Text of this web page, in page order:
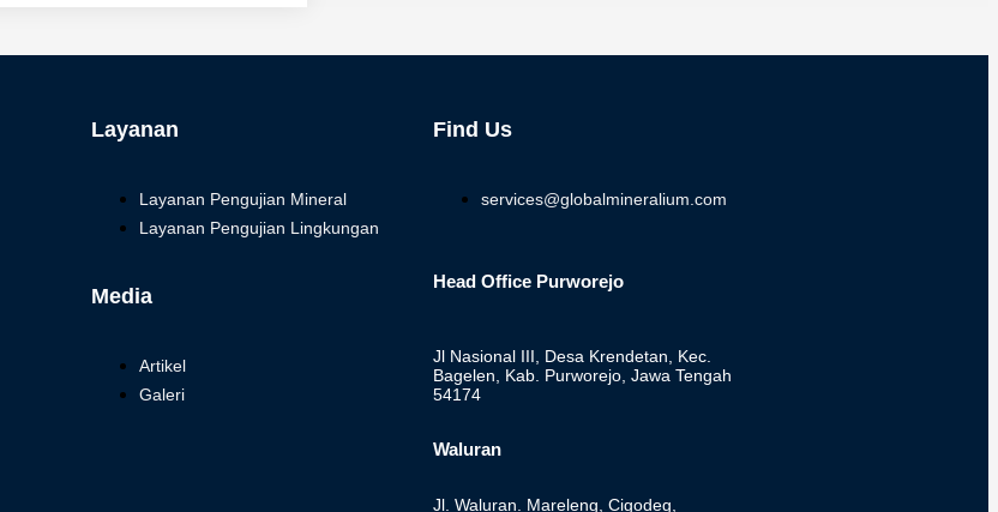
Layanan
Layanan Pengujian Mineral
Layanan Pengujian Lingkungan
Media
Artikel
Galeri
Find Us
services@globalmineralium.com
Head Office Purworejo
Jl Nasional III, Desa Krendetan, Kec.
Bagelen, Kab. Purworejo, Jawa Tengah
54174
Waluran
Jl. Waluran. Mareleng, Cigodeg,